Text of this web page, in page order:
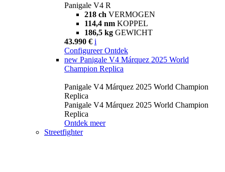
Panigale V4 R
218 ch VERMOGEN
114,4 nm KOPPEL
186,5 kg GEWICHT
43.990 € i
Configureer Ontdek
new Panigale V4 Márquez 2025 World
Champion Replica
Panigale V4 Márquez 2025 World Champion
Replica
Panigale V4 Márquez 2025 World Champion
Replica
Ontdek meer
Streetfighter